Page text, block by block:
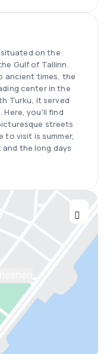
on the
Gulf of Tallinn.
ancient times, the
center in the
Turku, it served
Here, you'll find
streets
to visit is summer,
the long days